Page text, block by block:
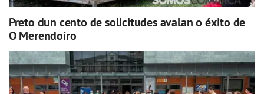
Preto dun cento de solicitudes avalan o éxito de
O Merendoiro